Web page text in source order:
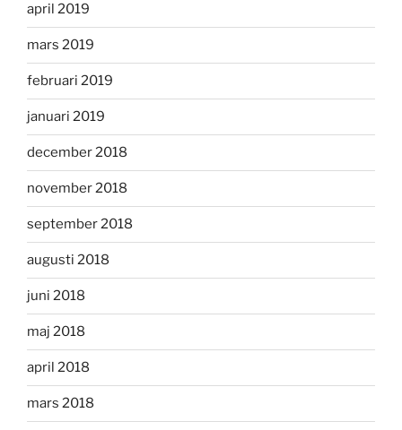
april 2019
mars 2019
februari 2019
januari 2019
december 2018
november 2018
september 2018
augusti 2018
juni 2018
maj 2018
april 2018
mars 2018